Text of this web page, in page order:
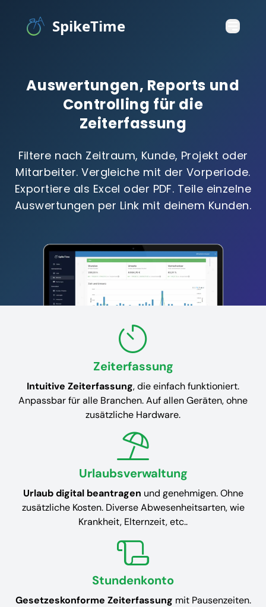
SpikeTime
Auswertungen, Reports und
Controlling für die
Zeiterfassung
Filtere nach Zeitraum, Kunde, Projekt oder
Mitarbeiter. Vergleiche mit der Vorperiode.
Exportiere als Excel oder PDF. Teile einzelne
Auswertungen per Link mit deinem Kunden.
Zeiterfassung
Intuitive Zeiterfassung, die einfach funktioniert.
Anpassbar für alle Branchen. Auf allen Geräten, ohne
zusätzliche Hardware.
Urlaubsverwaltung
Urlaub digital beantragen und genehmigen. Ohne
zusätzliche Kosten. Diverse Abwesenheitsarten, wie
Krankheit, Elternzeit, etc..
Stundenkonto
Gesetzeskonforme Zeiterfassung mit Pausenzeiten.